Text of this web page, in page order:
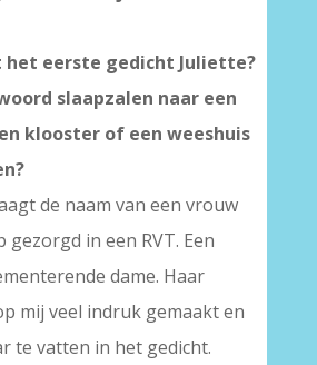
het eerste gedicht Juliette?
slaapzalen naar een
klooster of een weeshuis
de naam van een vrouw
gezorgd in een RVT. Een
dame. Haar
mij veel indruk gemaakt en
te vatten in het gedicht.